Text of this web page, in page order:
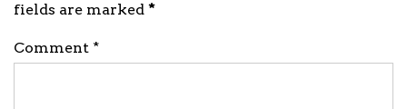
fields are marked *
Comment *